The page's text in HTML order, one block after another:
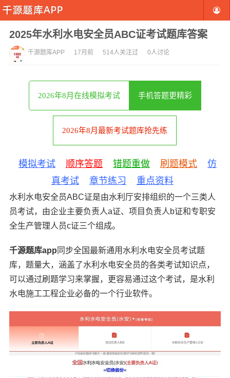
2025年水利水电安全员ABC证考试题库答案
千源题库APP 17月前 514人关注过 0人讨论
2026年8月在线模拟考试 手机答题更精彩
2026年8月最新考试题库抢先练
模拟考试 顺序答题 错题重做 刷题模式
仿
真考试
章节练习 重点资料
水利水电安全员ABC证是由水利厅安排组织的一个三类人
员考试，由企业主要负责人a证、项目负责人b证和专职安
全生产管理人员c证三个组成。
千源题库app 同步全国最新通用水利水电安全员考试题
库，题量大，涵盖了水利水电安全员的各类考试知识点，
可以通过刷题学习来掌握，更容易通过这个考试，是水利
水电施工工程企业必备的一个行业软件。